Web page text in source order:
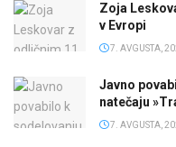
Zoja
v Evropi
7. AVGUSTA,
Javno
natečaju
7. AVGUSTA,